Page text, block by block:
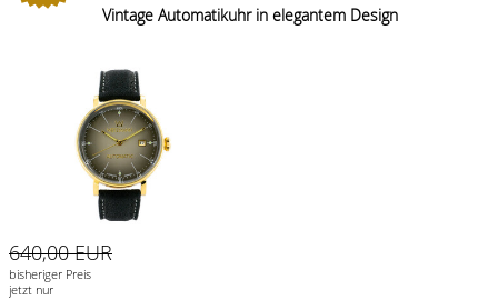
Vintage Automatikuhr in elegantem Design
640,00 EUR
bisheriger Preis
jetzt nur